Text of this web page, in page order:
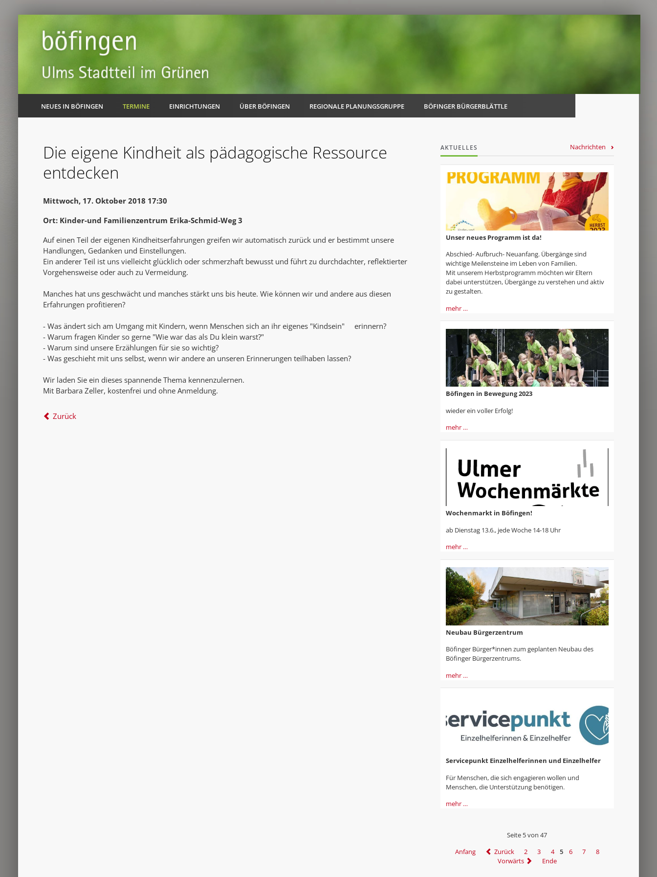
NEUES IN BÖFINGEN TERMINE EINRICHTUNGEN ÜBER BÖFINGEN REGIONALE PLANUNGSGRUPPE
AK Unterwegs in Böfingen
BÖFINGER BÜRGERBLÄTTLE
Die eigene Kindheit als pädagogische Ressource
entdecken
Mittwoch, 17. Oktober 2018 17:30
Ort: Kinder-und Familienzentrum Erika-Schmid-Weg 3
Auf einen Teil der eigenen Kindheitserfahrungen greifen wir automatisch zurück und er bestimmt unsere
Handlungen, Gedanken und Einstellungen.
Ein anderer Teil ist uns vielleicht glücklich oder schmerzhaft bewusst und führt zu durchdachter, reflektierter
Vorgehensweise oder auch zu Vermeidung.
Manches hat uns geschwächt und manches stärkt uns bis heute. Wie können wir und andere aus diesen
Erfahrungen profitieren?
- Was ändert sich am Umgang mit Kindern, wenn Menschen sich an ihr eigenes "Kindsein" erinnern?
- Warum fragen Kinder so gerne "Wie war das als Du klein warst?"
- Warum sind unsere Erzählungen für sie so wichtig?
- Was geschieht mit uns selbst, wenn wir andere an unseren Erinnerungen teilhaben lassen?
Wir laden Sie ein dieses spannende Thema kennenzulernen.
Mit Barbara Zeller, kostenfrei und ohne Anmeldung.
Zurück
AKTUELLES Nachrichten
Unser neues Programm ist da!
Abschied- Aufbruch- Neuanfang. Übergänge sind
wichtige Meilensteine im Leben von Familien.
Mit unserem Herbstprogramm möchten wir Eltern
dabei unterstützen, Übergänge zu verstehen und aktiv
zu gestalten.
mehr …
Böfingen in Bewegung 2023
wieder ein voller Erfolg!
mehr …
Wochenmarkt in Böfingen!
ab Dienstag 13.6., jede Woche 14-18 Uhr
mehr …
Neubau Bürgerzentrum
Böfinger Bürger*innen zum geplanten Neubau des
Böfinger Bürgerzentrums.
mehr …
Servicepunkt Einzelhelferinnen und Einzelhelfer
Für Menschen, die sich engagieren wollen und
Menschen, die Unterstützung benötigen.
mehr …
Seite 5 von 47
Anfang
Zurück 2 3 4 5 6 7
8
Vorwärts
Ende